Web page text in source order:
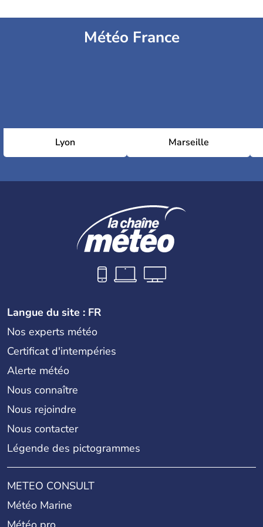
Météo France
Lyon Marseille
Langue du site : FR
Nos experts météo
Certificat d'intempéries
Alerte météo
Nous connaître
Nous rejoindre
Nous contacter
Légende des pictogrammes
METEO CONSULT
Météo Marine